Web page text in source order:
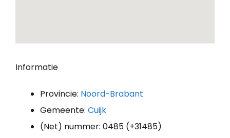
Informatie
Provincie: Noord-Brabant
Gemeente: Cuijk
(Net) nummer: 0485 (+31485)